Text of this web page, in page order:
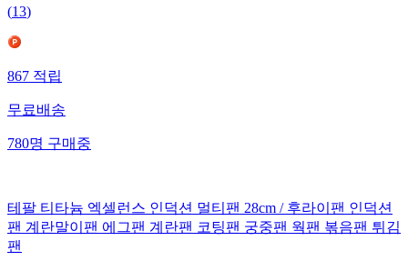
(13)
867적립
무료배송
780명구매중
테팔 티타늄 엑셀런스 인덕션 멀티팬 28cm / 후라이팬 인덕션
팬 계란말이팬 에그팬 계란팬 코팅팬 궁중팬 웍팬 볶음팬 튀김
팬